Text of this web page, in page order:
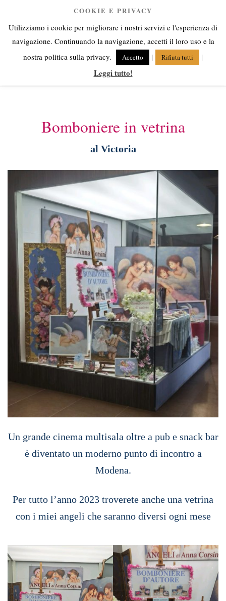
contenuto
Anna Corsini
Angeli fra cielo e terra
Menu
Bomboniere in vetrina
al Victoria
Un grande cinema multisala oltre a pub e snack bar
è diventato un moderno punto di incontro a
Modena.
Per tutto l’anno 2023 troverete anche una vetrina
con i miei angeli che saranno diversi ogni mese
COOKIE E PRIVACY
Utilizziamo i cookie per migliorare i nostri servizi e l'esperienza di
navigazione. Continuando la navigazione, accetti il loro uso e la
nostra politica sulla privacy.
Accetto | Rifiuta tutti |
Leggi tutto!